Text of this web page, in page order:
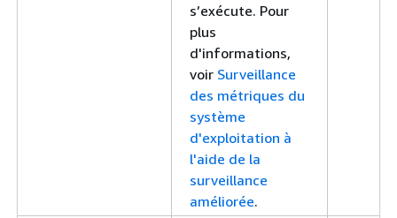
s’exécute. Pour
plus
d'informations,
voir Surveillance
des métriques du
système
d'exploitation à
l'aide de la
surveillance
améliorée.